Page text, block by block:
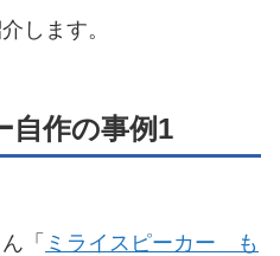
します。
自作の事例1
「 ミライスピーカー も